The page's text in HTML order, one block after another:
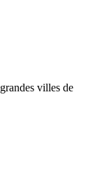
villes de